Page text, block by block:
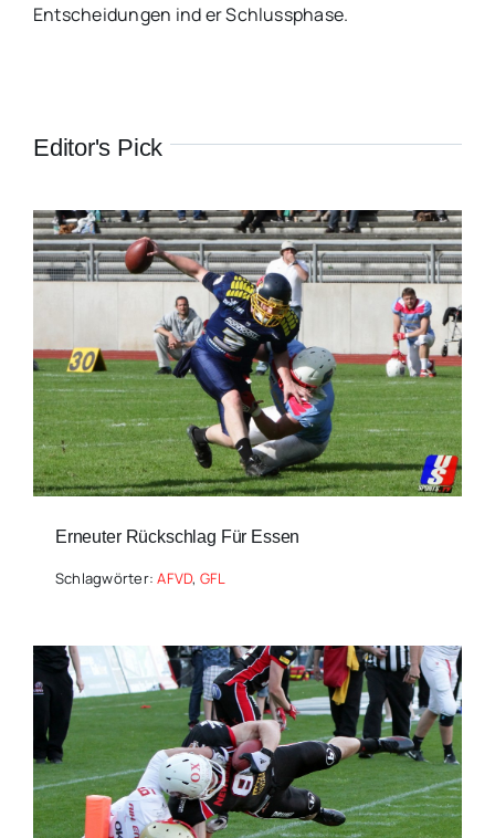
Entscheidungen ind er Schlussphase.
Editor's Pick
Erneuter Rückschlag Für Essen
Schlagwörter:AFVD, GFL